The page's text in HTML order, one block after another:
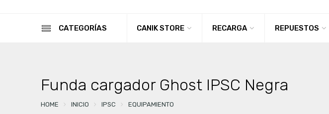
CATEGORÍAS CANIK STORE RECARGA REPUESTOS
Funda cargador Ghost IPSC Negra
HOME INICIO IPSC EQUIPAMIENTO